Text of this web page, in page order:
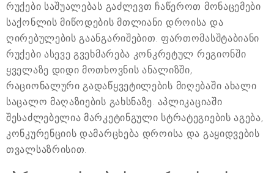
რუქები საშუალებას გაძლევთ ჩაწეროთ მონაცემები
საქონლის მიწოდების მთლიანი დროისა და
ღირებულების გაანგარიშებით. ფართომასშტაბიანი
რუქები ასევე გვეხმარება კონკრეტულ რეგიონში
ყველაზე დიდი მოთხოვნის ანალიზში,
რაციონალური გადაწყვეტილების მიღებაში ახალი
საცალო მაღაზიების გახსნაზე. აპლიკაციაში
შესაძლებელია მარკეტინგული სტრატეგიების აგება,
კონკურენციის დამარცხება დროისა და გაყიდვების
თვალსაზრისით.